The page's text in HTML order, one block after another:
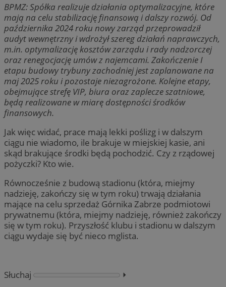
BPMZ: Spółka realizuje działania optymalizacyjne, które
mają na celu stabilizację finansową i dalszy rozwój. Od
października 2024 roku nowy zarząd przeprowadził
audyt wewnętrzny i wdrożył szereg działań naprawczych,
m.in. optymalizację kosztów zarządu i rady nadzorczej
oraz renegocjację umów z najemcami. Zakończenie I
etapu budowy trybuny zachodniej jest zaplanowane na
maj 2025 roku i pozostaje niezagrożone. Kolejne etapy,
obejmujące strefę VIP, biura oraz zaplecze szatniowe,
będą realizowane w miarę dostępności środków
finansowych.
Jak więc widać, prace mają lekki poślizg i w dalszym
ciągu nie wiadomo, ile brakuje w miejskiej kasie, ani
skąd brakujące środki będą pochodzić. Czy z rządowej
pożyczki? Kto wie.
Równocześnie z budową stadionu (która, miejmy
nadzieję, zakończy się w tym roku) trwają działania
mające na celu sprzedaż Górnika Zabrze podmiotowi
prywatnemu (która, miejmy nadzieję, również zakończy
się w tym roku). Przyszłość klubu i stadionu w dalszym
ciągu wydaje się być nieco mglista.
Słuchaj
⏵︎